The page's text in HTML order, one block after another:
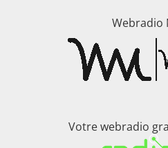
Webradio
Votre webradio